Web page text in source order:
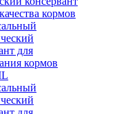
кормов
для
кормов